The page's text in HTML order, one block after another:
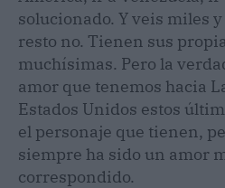
solucionado. Y veis miles
resto no. Tienen sus
muchísimas. Pero la
amor que tenemos hacia
Estados Unidos estos
el personaje que tienen,
siempre ha sido un amor
correspondido.